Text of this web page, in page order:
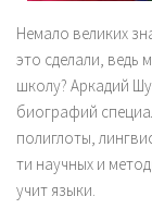
Немало великих
это сделали, ведь
школу? Аркадий
биографий
полиглоты,
ти научных и
учит языки.